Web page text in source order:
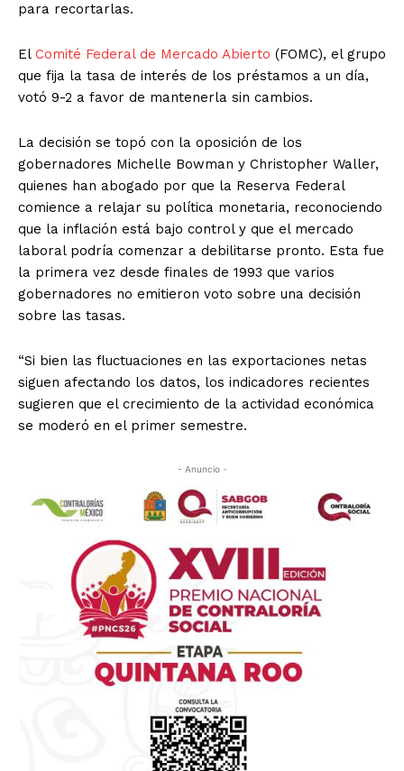
para recortarlas.
El Comité Federal de Mercado Abierto (FOMC), el grupo
que fija la tasa de interés de los préstamos a un día,
votó 9-2 a favor de mantenerla sin cambios.
La decisión se topó con la oposición de los
gobernadores Michelle Bowman y Christopher Waller,
quienes han abogado por que la Reserva Federal
comience a relajar su política monetaria, reconociendo
que la inflación está bajo control y que el mercado
laboral podría comenzar a debilitarse pronto. Esta fue
la primera vez desde finales de 1993 que varios
gobernadores no emitieron voto sobre una decisión
sobre las tasas.
“Si bien las fluctuaciones en las exportaciones netas
siguen afectando los datos, los indicadores recientes
sugieren que el crecimiento de la actividad económica
se moderó en el primer semestre.
- Anuncio -